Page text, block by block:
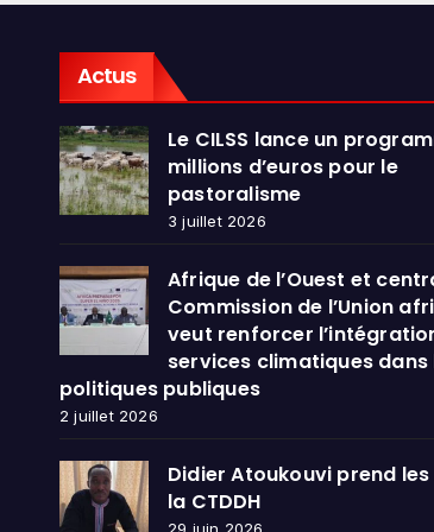
Actus
Le CILSS lance un
millions d’euros pour le
pastoralisme
3 juillet 2026
Afrique de l’Ouest et
Commission de l’Union
veut renforcer
services climatiques dans
politiques publiques
2 juillet 2026
Didier Atoukouvi prend
la CTDDH
29 juin 2026